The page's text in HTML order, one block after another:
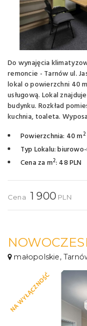
Do wynajęcia
remoncie - Tarnów ul.
lokal o powierzchni 40
usługową. Lokal
budynku. Rozkład
kuchnia, toaleta.
Powierzchnia: 40 m2
Typ Lokalu:
Cena za m2: 48 PLN
Cena 1 900 PLN
małopolskie,
NA WYŁĄCZNOŚĆ